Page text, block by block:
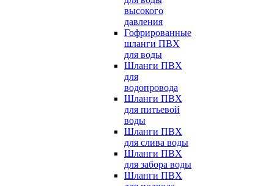
высокого
давления
Гофрированные
шланги ПВХ
для воды
Шланги ПВХ
для
водопровода
Шланги ПВХ
для питьевой
воды
Шланги ПВХ
для слива воды
Шланги ПВХ
для забора воды
Шланги ПВХ